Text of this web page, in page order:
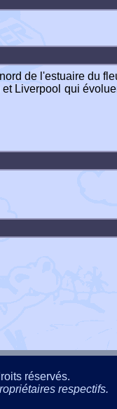
de l'estuaire du
Liverpool qui
réservés.
respectifs.